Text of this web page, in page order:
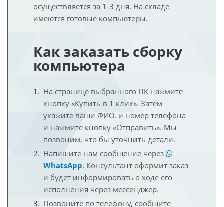
осуществляется за 1-3 дня. На складе
имеются готовые компьютеры.
Как заказать сборку
компьютера
На странице выбранного ПК нажмите
кнопку «Купить в 1 клик». Затем
укажите ваши ФИО, и номер телефона
и нажмите кнопку «Отправить». Мы
позвоним, что бы уточнить детали.
Напишите нам сообщение через
WhatsApp. Консультант оформит заказ
и будет информировать о ходе его
исполнения через мессенджер.
Позвоните по телефону, сообщите